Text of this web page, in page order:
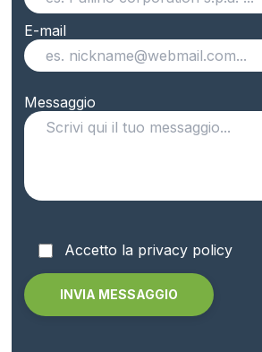
E-mail
Messaggio
Accetto la privacy policy